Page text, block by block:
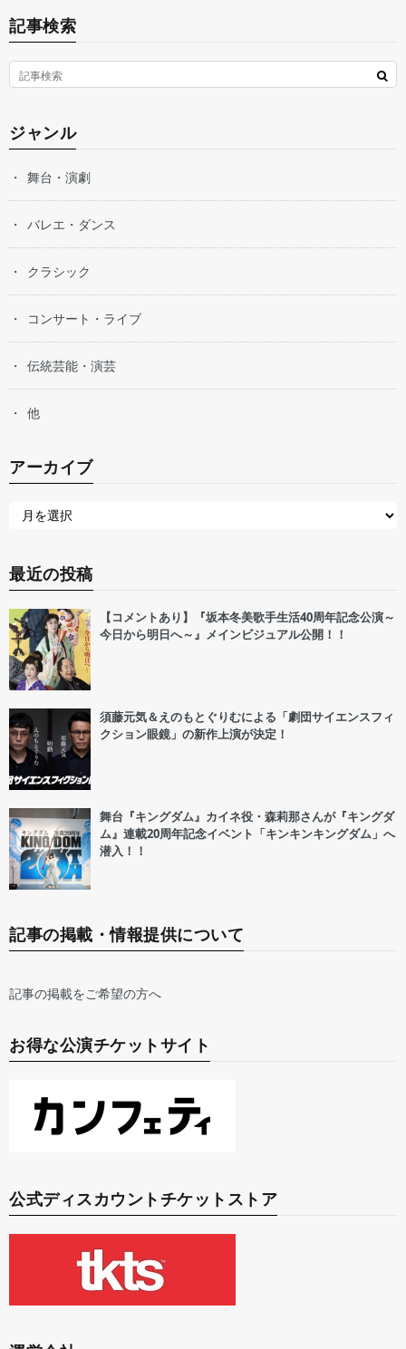
記事検索
ジャンル
舞台・演劇
バレエ・ダンス
クラシック
コンサート・ライブ
伝統芸能・演芸
他
アーカイブ
最近の投稿
【コメントあり】『坂本冬美歌手生活40周年記念公演～
今日から明日へ～』メインビジュアル公開！！
須藤元気＆えのもとぐりむによる「劇団サイエンスフィ
クション眼鏡」の新作上演が決定！
舞台『キングダム』カイネ役・森莉那さんが『キングダ
ム』連載20周年記念イベント「キンキンキングダム」へ
潜入！！
記事の掲載・情報提供について
記事の掲載をご希望の方へ
お得な公演チケットサイト
公式ディスカウントチケットストア